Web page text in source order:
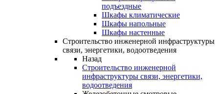
подъездные
Шкафы климатические
Шкафы напольные
Шкафы настенные
Строительство инженерной инфраструктуры
связи, энергетики, водоотведения
Назад
Строительство инженерной
инфраструктуры связи, энергетики,
водоотведения